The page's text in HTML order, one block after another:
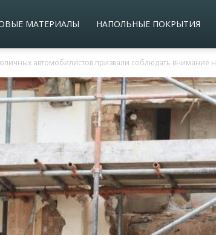
МАТЕРИАЛЫ НАПОЛЬНЫЕ ПОКРЫТИЯ
автомобилистов призвали соблюдать внимание